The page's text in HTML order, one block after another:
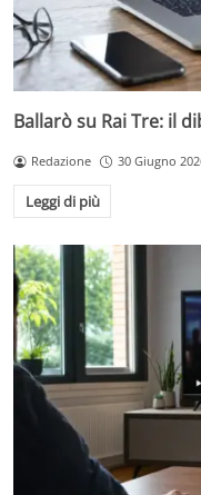
Ballarò su Rai Tre: il
Redazione 30 Giugno
Leggi di più